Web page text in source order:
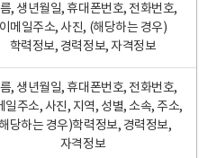
, 생년월일, 휴대폰번호, 전화번호,
이메일주소, 사진, (해당하는 경우)
학력정보, 경력정보, 자격정보
, 생년월일, 휴대폰번호, 전화번호,
일주소, 사진, 지역, 성별, 소속, 주소,
당하는 경우)학력정보, 경력정보,
자격정보